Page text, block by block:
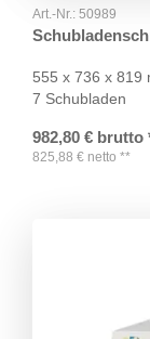
Art.-Nr.: 50989
555 x 736 x 819
7 Schubladen
982,80 € brutto
825,88 € netto **